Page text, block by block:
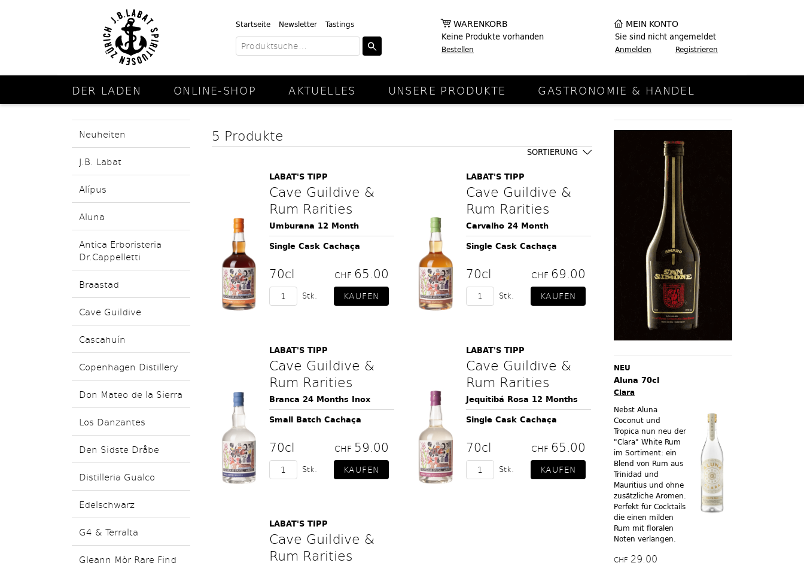
Startseite Newsletter Tastings WARENKORB
Keine Produkte vorhanden
Bestellen
MEIN KONTO
Sie sind nicht angemeldet
Anmelden Registrieren
DER LADEN ONLINE-SHOP AKTUELLES UNSERE PRODUKTE GASTRONOMIE & HANDEL
Neuheiten
J.B. Labat
Alípus
Aluna
Antica Erboristeria
Dr.Cappelletti
Braastad
Cave Guildive
Cascahuín
Copenhagen Distillery
Don Mateo de la Sierra
Los Danzantes
Den Sidste Dråbe
Distilleria Gualco
Edelschwarz
G4 & Terralta
Gleann Mòr Rare Find
5 Produkte
SORTIERUNG
LABAT'S TIPP
Cave Guildive &
Rum Rarities
Umburana 12 Month
Single Cask Cachaça
70cl CHF 65.00
Stk.
LABAT'S TIPP
Cave Guildive &
Rum Rarities
Carvalho 24 Month
Single Cask Cachaça
70cl CHF 69.00
Stk.
LABAT'S TIPP
Cave Guildive &
Rum Rarities
Branca 24 Months Inox
Small Batch Cachaça
70cl CHF 59.00
Stk.
LABAT'S TIPP
Cave Guildive &
Rum Rarities
Jequitibá Rosa 12 Months
Single Cask Cachaça
70cl CHF 65.00
Stk.
LABAT'S TIPP
Cave Guildive &
Rum Rarities
NEU
Aluna 70cl
Clara
Nebst Aluna
Coconut und
Tropica nun neu der
"Clara" White Rum
im Sortiment: ein
Blend von Rum aus
Trinidad und
Mauritius und ohne
zusätzliche Aromen.
Perfekt für Cocktails
die einen milden
Rum mit floralen
Noten verlangen.
CHF 29.00